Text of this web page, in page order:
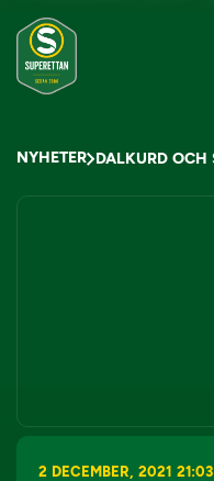
NYHETER
2 DECEMBER, 2021 21:03